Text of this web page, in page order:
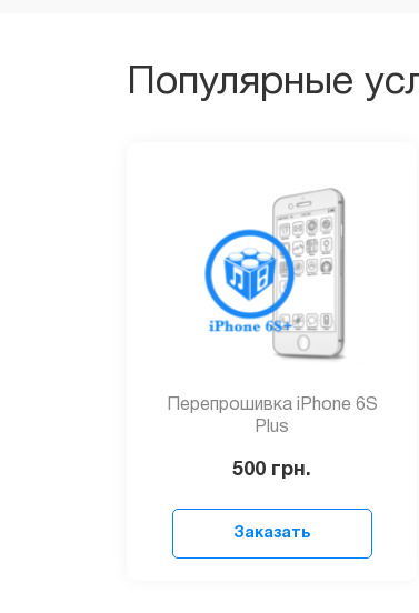
Популярные
Перепрошивка iPhone 6S
Plus
500 грн.
Заказать